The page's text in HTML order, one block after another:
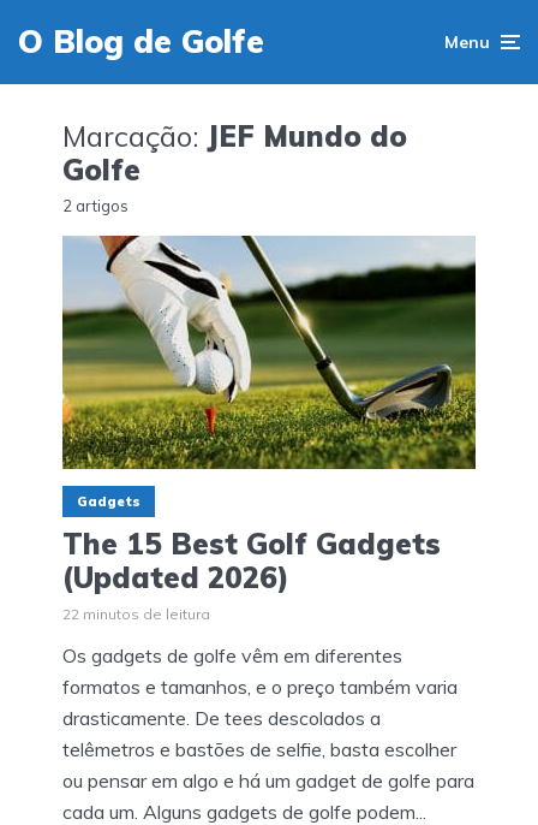
O Blog de Golfe Menu
Marcação: JEF Mundo do
Golfe
2 artigos
Gadgets
The 15 Best Golf Gadgets
(Updated 2026)
22 minutos de leitura
Os gadgets de golfe vêm em diferentes
formatos e tamanhos, e o preço também varia
drasticamente. De tees descolados a
telêmetros e bastões de selfie, basta escolher
ou pensar em algo e há um gadget de golfe para
cada um. Alguns gadgets de golfe podem...